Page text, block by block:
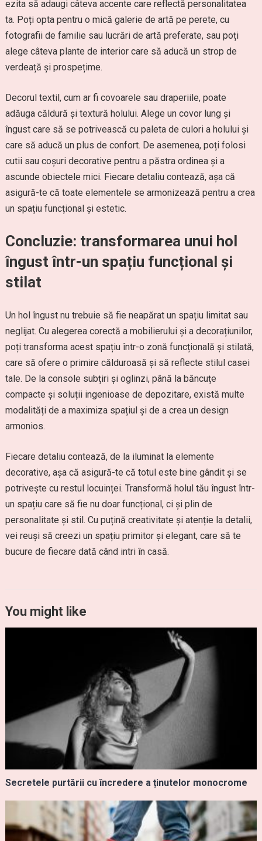
ezita să adaugi câteva accente care reflectă personalitatea
ta. Poți opta pentru o mică galerie de artă pe perete, cu
fotografii de familie sau lucrări de artă preferate, sau poți
alege câteva plante de interior care să aducă un strop de
verdeață și prospețime.
Decorul textil, cum ar fi covoarele sau draperiile, poate
adăuga căldură și textură holului. Alege un covor lung și
îngust care să se potrivească cu paleta de culori a holului și
care să aducă un plus de confort. De asemenea, poți folosi
cutii sau coșuri decorative pentru a păstra ordinea și a
ascunde obiectele mici. Fiecare detaliu contează, așa că
asigură-te că toate elementele se armonizează pentru a crea
un spațiu funcțional și estetic.
Concluzie: transformarea unui hol
îngust într-un spațiu funcțional și
stilat
Un hol îngust nu trebuie să fie neapărat un spațiu limitat sau
neglijat. Cu alegerea corectă a mobilierului și a decorațiunilor,
poți transforma acest spațiu într-o zonă funcțională și stilată,
care să ofere o primire călduroasă și să reflecte stilul casei
tale. De la console subțiri și oglinzi, până la băncuțe
compacte și soluții ingenioase de depozitare, există multe
modalități de a maximiza spațiul și de a crea un design
armonios.
Fiecare detaliu contează, de la iluminat la elemente
decorative, așa că asigură-te că totul este bine gândit și se
potrivește cu restul locuinței. Transformă holul tău îngust într-
un spațiu care să fie nu doar funcțional, ci și plin de
personalitate și stil. Cu puțină creativitate și atenție la detalii,
vei reuși să creezi un spațiu primitor și elegant, care să te
bucure de fiecare dată când intri în casă.
You might like
Secretele purtării cu încredere a ținutelor monocrome